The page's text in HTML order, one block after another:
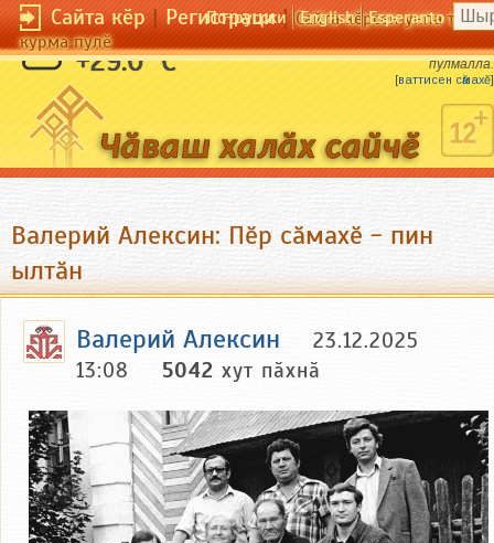
Сайта кӗр|Регистраци|Сайта кӗрсен унпа
курма пулӗ
По-русски English Esperanto
+29.0 °C
Ялта ял пек пулмалла, ҫынра ҫын пек
пулмалла.
[ваттисен сӑмахӗ]
Валерий Алексин: Пӗр сӑмахӗ - пин
ылтӑн
Валерий Алексин
23.12.2025
13:08
5042 хут пӑхнӑ